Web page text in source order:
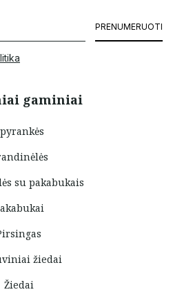
gaminiai
su pakabukais
žiedai
Žiedai
PRENUMERUOTI